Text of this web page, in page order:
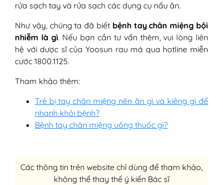
rửa sạch tay và rửa sạch các dụng cụ nấu ăn.
Như vậy, chúng ta đã biết bệnh tay chân miệng bội
nhiễm là gì. Nếu bạn cần tư vấn thêm, vui lòng liên
hệ với dược sĩ của Yoosun rau má qua hotline miễn
cước 1800.1125.
Tham khảo thêm:
Trẻ bị tay chân miệng nên ăn gì và kiêng gì để
nhanh khỏi bệnh?
Bệnh tay chân miệng uống thuốc gì?
Các thông tin trên website chỉ dùng để tham khảo,
không thể thay thế ý kiến Bác sĩ